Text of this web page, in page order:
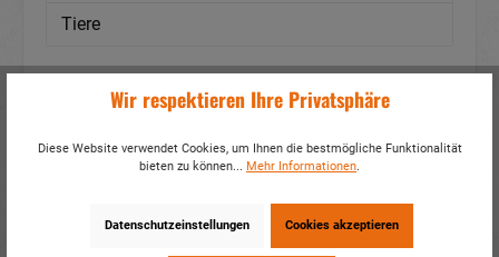
Tiere
Filter
Wir respektieren Ihre Privatsphäre
Diese Website verwendet Cookies, um Ihnen die bestmögliche Funktionalität
bieten zu können... Mehr Informationen.
Datenschutzeinstellungen Cookies akzeptieren